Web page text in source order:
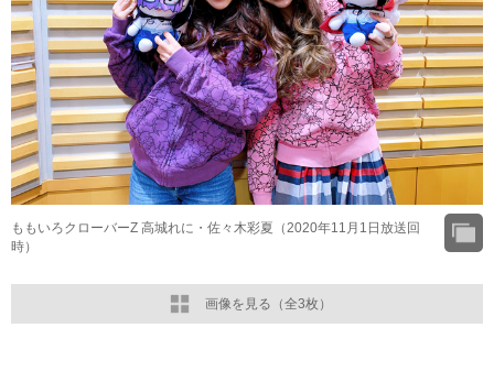
画像を見る（全3枚）
ももいろクローバーZ 高城れに・佐々木彩夏（2020年11月1日放送回
時）